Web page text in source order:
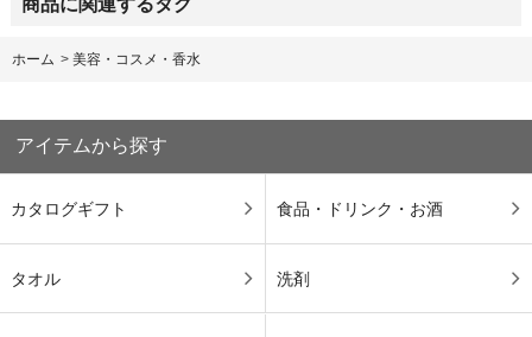
商品に関連するタグ
ホーム > 美容・コスメ・香水
アイテムから探す
カタログギフト 食品・ドリンク・お酒
タオル 洗剤